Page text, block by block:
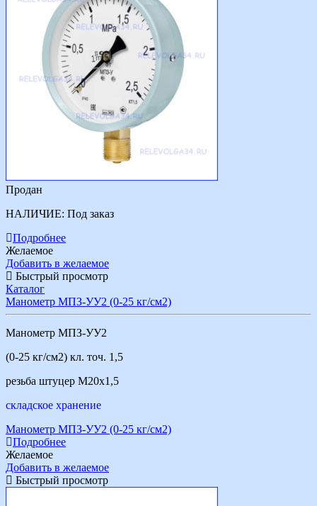
Продан
НАЛИЧИЕ: Под заказ
Подробнее
Желаемое
Добавить в желаемое
Быстрый просмотр
Каталог
Манометр МПЗ-УУ2 (0-25 кг/см2)
Манометр МПЗ-УУ2
(0-25 кг/см2) кл. точ. 1,5
резьба штуцер М20х1,5
складское хранение
Манометр МПЗ-УУ2 (0-25 кг/см2)
Подробнее
Желаемое
Добавить в желаемое
Быстрый просмотр